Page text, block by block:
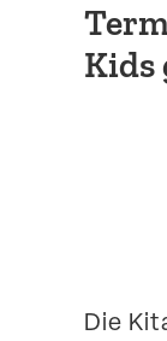
Kids
Die